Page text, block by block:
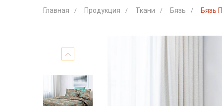
Главная Продукция Ткани Бязь Бязь